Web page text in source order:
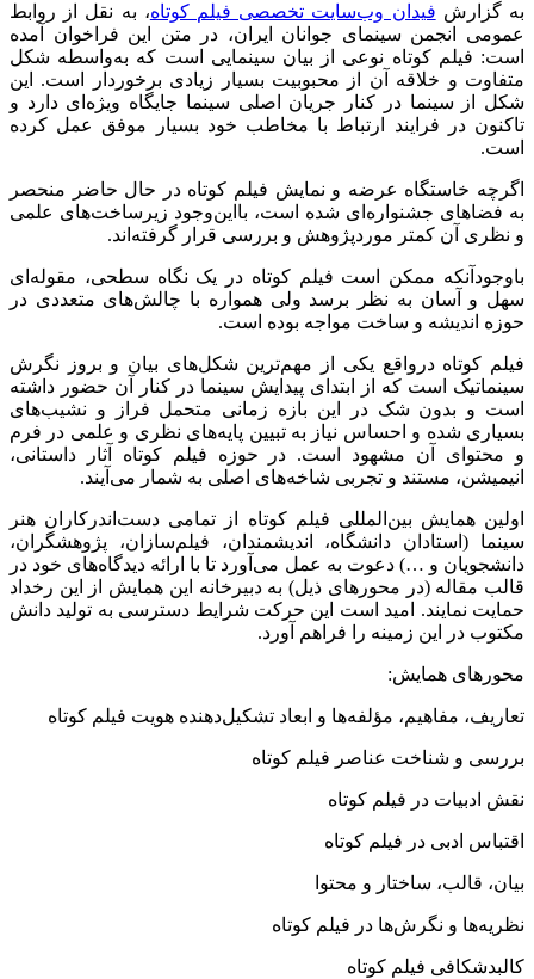
به گزارش فیدان وب‌سایت تخصصی فیلم کوتاه، به نقل از روابط
عمومی انجمن سینمای جوانان ایران، در متن این فراخوان آمده
است: فیلم کوتاه نوعی از بیان سینمایی است که به‌واسطه شکل
متفاوت و خلاقه آن از محبوبیت بسیار زیادی برخوردار است. این
شکل از سینما در کنار جریان اصلی سینما جایگاه ویژه‌ای دارد و
تاکنون در فرایند ارتباط با مخاطب خود بسیار موفق عمل کرده
است.
اگرچه خاستگاه عرضه و نمایش فیلم کوتاه در حال حاضر منحصر
به فضاهای جشنواره‌ای شده است، بااین‌وجود زیرساخت‌های علمی
و نظری آن کمتر موردپژوهش و بررسی قرار گرفته‌اند.
باوجودآنکه ممکن است فیلم کوتاه در یک نگاه سطحی، مقوله‌ای
سهل و آسان به نظر برسد ولی همواره با چالش‌های متعددی در
حوزه اندیشه و ساخت مواجه بوده است.
فیلم کوتاه درواقع یکی از مهم‌ترین شکل‌های بیان و بروز نگرش
سینماتیک است که از ابتدای پیدایش سینما در کنار آن حضور داشته
است و بدون شک در این بازه زمانی متحمل فراز و نشیب‌های
بسیاری شده و احساس نیاز به تبیین پایه‌های نظری و علمی در فرم
و محتوای آن مشهود است. در حوزه فیلم کوتاه آثار داستانی،
انیمیشن، مستند و تجربی شاخه‌های اصلی به شمار می‌آیند.
اولین همایش بین‌المللی فیلم کوتاه از تمامی دست‌اندرکاران هنر
سینما (استادان دانشگاه، اندیشمندان، فیلم‌سازان، پژوهشگران،
دانشجویان و …) دعوت به عمل می‌آورد تا با ارائه دیدگاه‌های خود در
قالب مقاله (در محورهای ذیل) به دبیرخانه این همایش از این رخداد
حمایت نمایند. امید است این حرکت شرایط دسترسی به تولید دانش
مکتوب در این زمینه را فراهم آورد.
محورهای همایش:
تعاریف، مفاهیم، مؤلفه‌ها و ابعاد تشکیل‌دهنده هویت فیلم کوتاه
بررسی و شناخت عناصر فیلم کوتاه
نقش ادبیات در فیلم کوتاه
اقتباس ادبی در فیلم کوتاه
بیان، قالب، ساختار و محتوا
نظریه‌ها و نگرش‌ها در فیلم کوتاه
کالبدشکافی فیلم کوتاه